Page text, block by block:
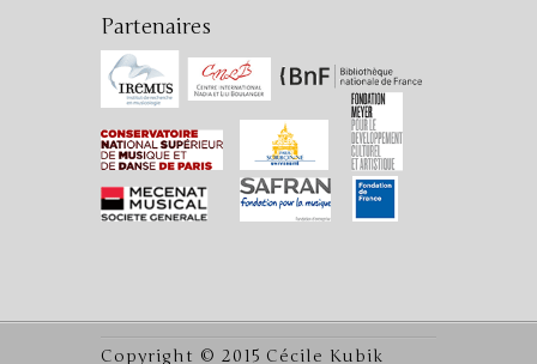
Partenaires
Copyright © 2015 Cécile Kubik